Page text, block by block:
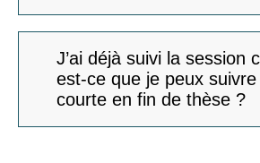
J’ai déjà suivi la session
est-ce que je peux
courte en fin de thèse ?